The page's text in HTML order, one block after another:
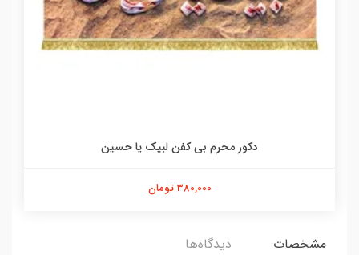
دکور محرم بی کفن لبیک یا حسین
380,000 تومان
مشخصات دیدگاه‌ها